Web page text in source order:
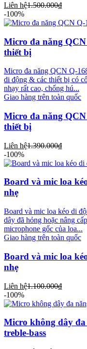
Liên hệ1.500.000₫
-100%
Micro đa năng
thiết bị
Micro đa năng QCN Q-
di động & các thiết bị có
nhạy rất cao, chống hú...
Giao hàng trên toàn quốc
Micro đa năng
thiết bị
Liên hệ1.390.000₫
-100%
Board và mic loa
nhẹ
Board và mic loa kéo di
dây đã hỏng hoặc nâng
microphone gốc của loa...
Giao hàng trên toàn quốc
Board và mic loa
nhẹ
Liên hệ1.100.000₫
-100%
Micro không dây
treble-bass